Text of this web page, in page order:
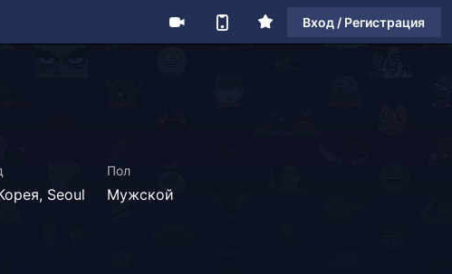
Вход / Регистрация
Seoul
Пол
Мужской